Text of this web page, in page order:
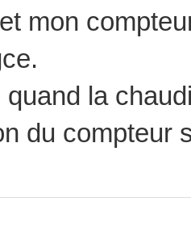
mon
la
du compteur